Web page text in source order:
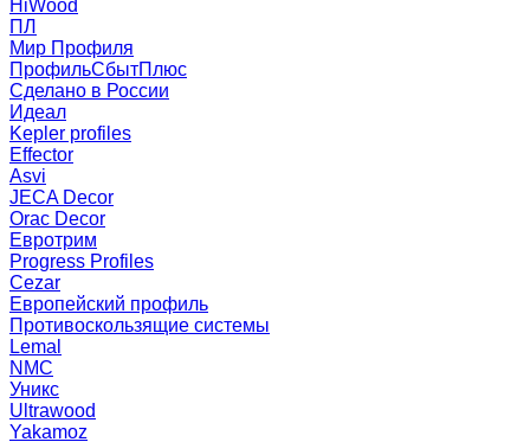
HiWood
ПЛ
Мир Профиля
ПрофильСбытПлюс
Сделано в России
Идеал
Kepler profiles
Effector
Asvi
JECA Decor
Orac Decor
Евротрим
Progress Profiles
Cezar
Европейский профиль
Противоскользящие системы
Lemal
NMC
Уникс
Ultrawood
Yakamoz